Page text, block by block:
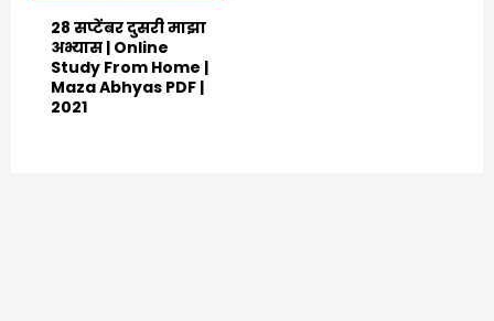
28 सप्टेंबर दुसरी माझा
अभ्यास | Online
Study From Home |
Maza Abhyas PDF |
2021